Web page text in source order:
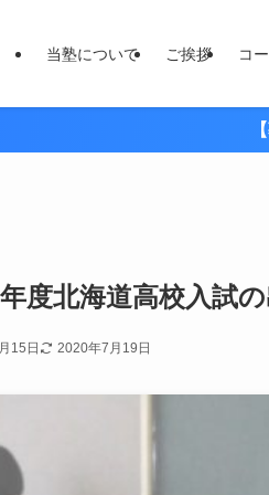
当塾について ご挨拶 コ
度北海道高校入試
15日 2020年7月19日